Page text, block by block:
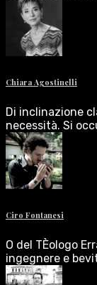
Chiara Agostinelli
Di inclinazione
necessità. Si
Ciro Fontanesi
O del TÈologo
ingegnere e